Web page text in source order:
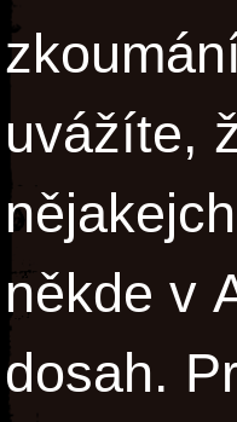
uvážíte,
někde v
dosah.